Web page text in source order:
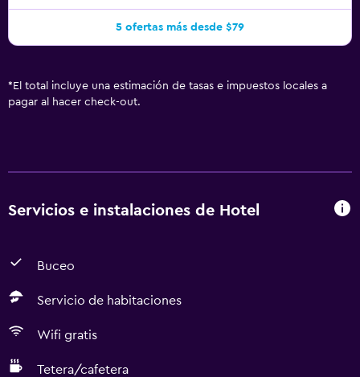
5 ofertas más desde $79
* El total incluye una estimación de tasas e impuestos locales a
pagar al hacer check-out.
Servicios e instalaciones de Hotel
Buceo
Servicio de habitaciones
Wifi gratis
Tetera/cafetera